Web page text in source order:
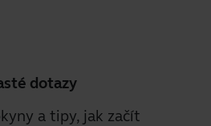
dotazy
a tipy, jak začít